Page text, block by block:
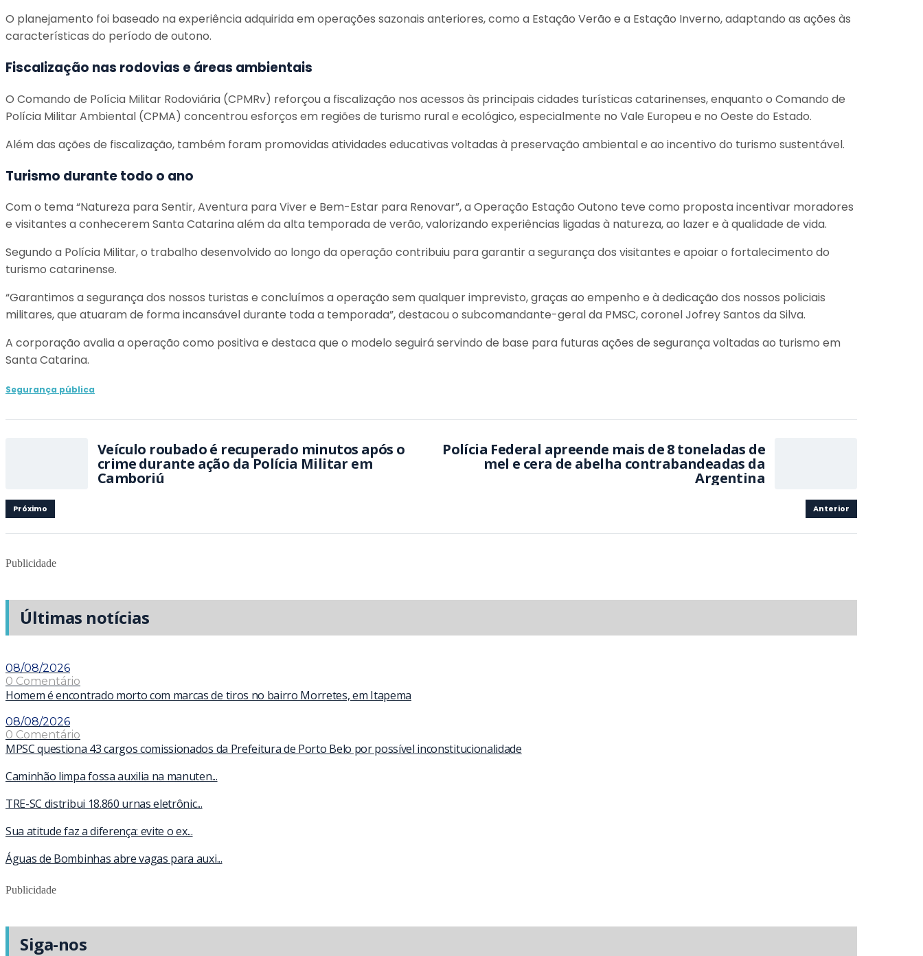
O planejamento foi baseado na experiência adquirida em operações sazonais anteriores, como a Estação Verão e a Estação Inverno, adaptando as ações às
características do período de outono.
Fiscalização nas rodovias e áreas ambientais
O Comando de Polícia Militar Rodoviária (CPMRv) reforçou a fiscalização nos acessos às principais cidades turísticas catarinenses, enquanto o Comando de
Polícia Militar Ambiental (CPMA) concentrou esforços em regiões de turismo rural e ecológico, especialmente no Vale Europeu e no Oeste do Estado.
Além das ações de fiscalização, também foram promovidas atividades educativas voltadas à preservação ambiental e ao incentivo do turismo sustentável.
Turismo durante todo o ano
Com o tema “Natureza para Sentir, Aventura para Viver e Bem-Estar para Renovar”, a Operação Estação Outono teve como proposta incentivar moradores
e visitantes a conhecerem Santa Catarina além da alta temporada de verão, valorizando experiências ligadas à natureza, ao lazer e à qualidade de vida.
Segundo a Polícia Militar, o trabalho desenvolvido ao longo da operação contribuiu para garantir a segurança dos visitantes e apoiar o fortalecimento do
turismo catarinense.
“Garantimos a segurança dos nossos turistas e concluímos a operação sem qualquer imprevisto, graças ao empenho e à dedicação dos nossos policiais
militares, que atuaram de forma incansável durante toda a temporada”, destacou o subcomandante-geral da PMSC, coronel Jofrey Santos da Silva.
A corporação avalia a operação como positiva e destaca que o modelo seguirá servindo de base para futuras ações de segurança voltadas ao turismo em
Santa Catarina.
Segurança pública
Veículo roubado é recuperado minutos após o
crime durante ação da Polícia Militar em
Camboriú
Próximo
Polícia Federal apreende mais de 8 toneladas de
mel e cera de abelha contrabandeadas da
Argentina
Anterior
Publicidade
Últimas notícias
08/08/2026
0 Comentário
Homem é encontrado morto com marcas de tiros no bairro Morretes, em Itapema
08/08/2026
0 Comentário
MPSC questiona 43 cargos comissionados da Prefeitura de Porto Belo por possível inconstitucionalidade
Caminhão limpa fossa auxilia na manuten...
TRE-SC distribui 18.860 urnas eletrônic...
Sua atitude faz a diferença: evite o ex...
Águas de Bombinhas abre vagas para auxi...
Publicidade
Siga-nos